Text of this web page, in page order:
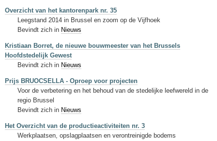
Overzicht van het kantorenpark nr. 35
Leegstand 2014 in Brussel en zoom op de Vijfhoek
Bevindt zich in Nieuws
Kristiaan Borret, de nieuwe bouwmeester van het Brussels
Hoofdstedelijk Gewest
Bevindt zich in Nieuws
Prijs BRUOCSELLA - Oproep voor projecten
Voor de verbetering en het behoud van de stedelijke leefwereld in de
regio Brussel
Bevindt zich in Nieuws
Het Overzicht van de productieactiviteiten nr. 3
Werkplaatsen, opslagplaatsen en verontreinigde bodems